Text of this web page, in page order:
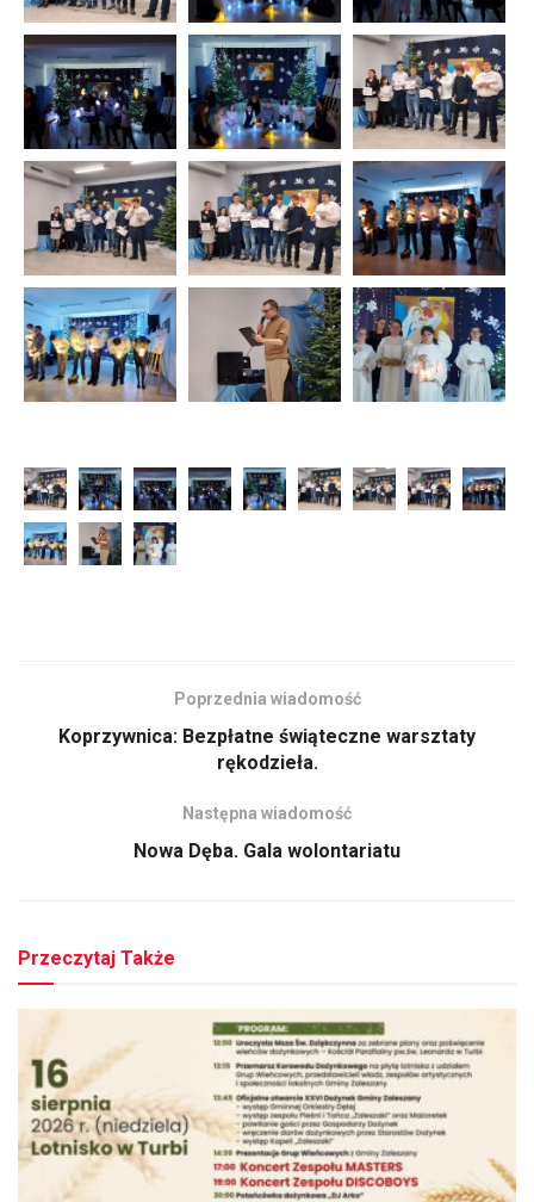
Poprzednia wiadomość
Koprzywnica: Bezpłatne świąteczne warsztaty
rękodzieła.
Następna wiadomość
Nowa Dęba. Gala wolontariatu
Przeczytaj Także